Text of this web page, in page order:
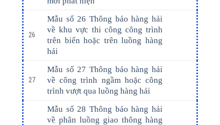
26
Mẫu số 26 Thông báo hàng hải
về khu vực thi công công trình
trên biển hoặc trên luồng hàng
hải
27
Mẫu số 27 Thông báo hàng hải
về công trình ngầm hoặc công
trình vượt qua luồng hàng hải
Mẫu số 28 Thông báo hàng hải
về phân luồng giao thông hàng